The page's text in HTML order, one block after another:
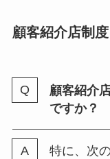
顧客紹介店制
顧客紹介
ですか？
特に、次